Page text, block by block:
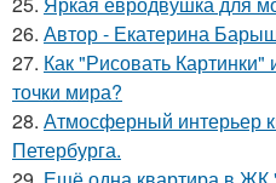
26. Автор - Екатерина
27. Как "Рисовать
точки мира?
28. Атмосферный интерьер
Петербурга.